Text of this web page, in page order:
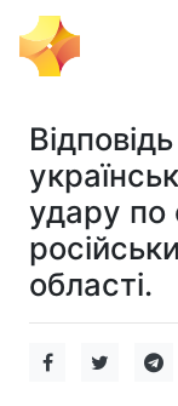
удару по
області.